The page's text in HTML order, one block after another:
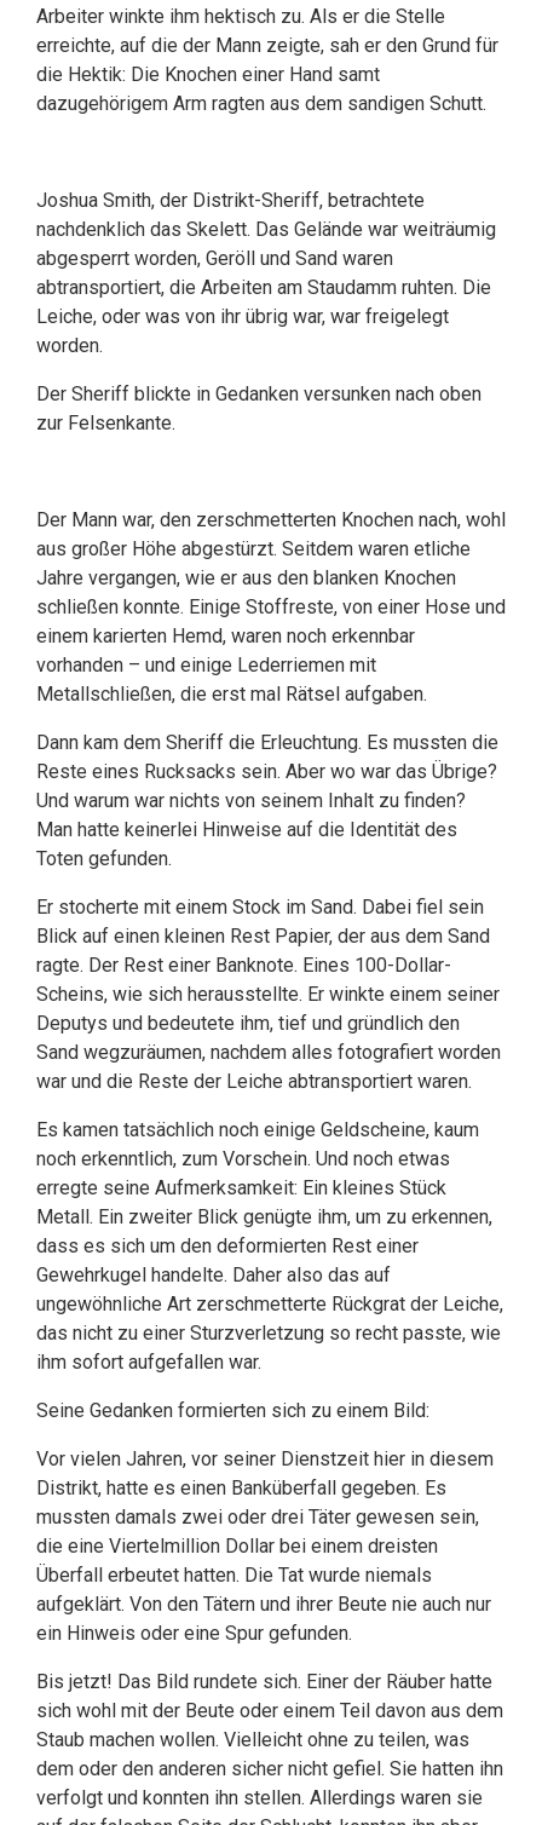
Arbeiter winkte ihm hektisch zu. Als er die Stelle
erreichte, auf die der Mann zeigte, sah er den Grund für
die Hektik: Die Knochen einer Hand samt
dazugehörigem Arm ragten aus dem sandigen Schutt.
Joshua Smith, der Distrikt-Sheriff, betrachtete
nachdenklich das Skelett. Das Gelände war weiträumig
abgesperrt worden, Geröll und Sand waren
abtransportiert, die Arbeiten am Staudamm ruhten. Die
Leiche, oder was von ihr übrig war, war freigelegt
worden.
Der Sheriff blickte in Gedanken versunken nach oben
zur Felsenkante.
Der Mann war, den zerschmetterten Knochen nach, wohl
aus großer Höhe abgestürzt. Seitdem waren etliche
Jahre vergangen, wie er aus den blanken Knochen
schließen konnte. Einige Stoffreste, von einer Hose und
einem karierten Hemd, waren noch erkennbar
vorhanden – und einige Lederriemen mit
Metallschließen, die erst mal Rätsel aufgaben.
Dann kam dem Sheriff die Erleuchtung. Es mussten die
Reste eines Rucksacks sein. Aber wo war das Übrige?
Und warum war nichts von seinem Inhalt zu finden?
Man hatte keinerlei Hinweise auf die Identität des
Toten gefunden.
Er stocherte mit einem Stock im Sand. Dabei fiel sein
Blick auf einen kleinen Rest Papier, der aus dem Sand
ragte. Der Rest einer Banknote. Eines 100-Dollar-
Scheins, wie sich herausstellte. Er winkte einem seiner
Deputys und bedeutete ihm, tief und gründlich den
Sand wegzuräumen, nachdem alles fotografiert worden
war und die Reste der Leiche abtransportiert waren.
Es kamen tatsächlich noch einige Geldscheine, kaum
noch erkenntlich, zum Vorschein. Und noch etwas
erregte seine Aufmerksamkeit: Ein kleines Stück
Metall. Ein zweiter Blick genügte ihm, um zu erkennen,
dass es sich um den deformierten Rest einer
Gewehrkugel handelte. Daher also das auf
ungewöhnliche Art zerschmetterte Rückgrat der Leiche,
das nicht zu einer Sturzverletzung so recht passte, wie
ihm sofort aufgefallen war.
Seine Gedanken formierten sich zu einem Bild:
Vor vielen Jahren, vor seiner Dienstzeit hier in diesem
Distrikt, hatte es einen Banküberfall gegeben. Es
mussten damals zwei oder drei Täter gewesen sein,
die eine Viertelmillion Dollar bei einem dreisten
Überfall erbeutet hatten. Die Tat wurde niemals
aufgeklärt. Von den Tätern und ihrer Beute nie auch nur
ein Hinweis oder eine Spur gefunden.
Bis jetzt! Das Bild rundete sich. Einer der Räuber hatte
sich wohl mit der Beute oder einem Teil davon aus dem
Staub machen wollen. Vielleicht ohne zu teilen, was
dem oder den anderen sicher nicht gefiel. Sie hatten ihn
verfolgt und konnten ihn stellen. Allerdings waren sie